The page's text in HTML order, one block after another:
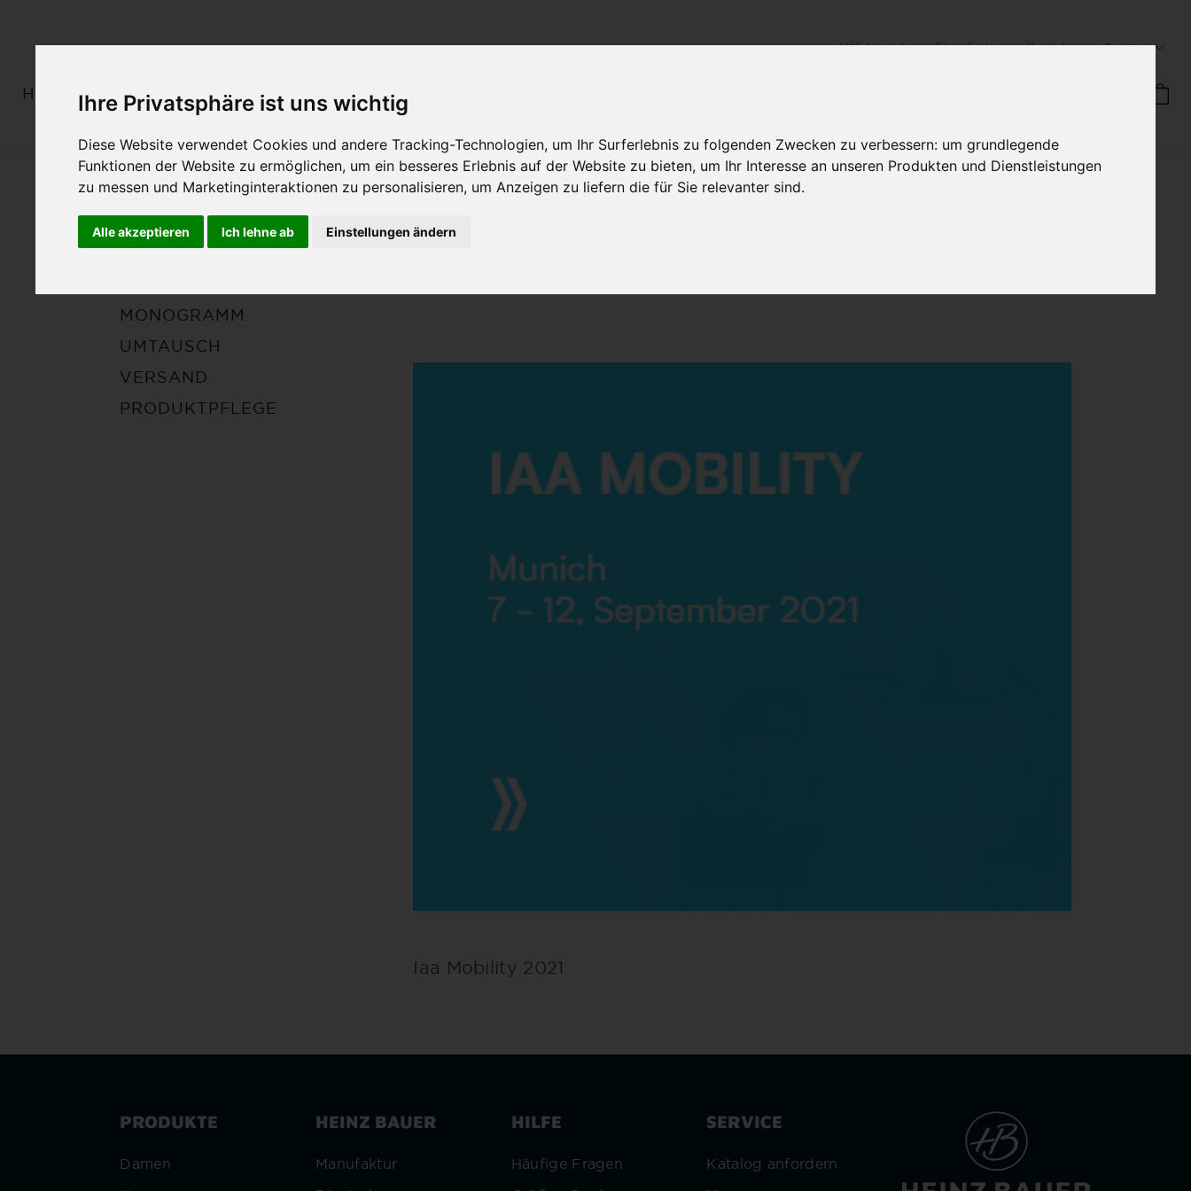
Ihre Privatsphäre ist uns wichtig
Diese Website verwendet Cookies und andere Tracking-Technologien, um Ihr Surferlebnis zu folgenden Zwecken zu verbessern: um grundlegende
Funktionen der Website zu ermöglichen, um ein besseres Erlebnis auf der Website zu bieten, um Ihr Interesse an unseren Produkten und Dienstleistungen
zu messen und Marketinginteraktionen zu personalisieren, um Anzeigen zu liefern die für Sie relevanter sind.
Alle akzeptieren Ich lehne ab Einstellungen ändern
Hilfebereich Storefinder Kontakt Deutsch
HERREN DAMEN MONOGRAMM
REPARATUR
MONOGRAMM
UMTAUSCH
VERSAND
PRODUKTPFLEGE
Iaa Mobility 2021
PRODUKTE
Damen
HEINZ BAUER
Manufaktur
HILFE
Häufige Fragen
SERVICE
Katalog anfordern